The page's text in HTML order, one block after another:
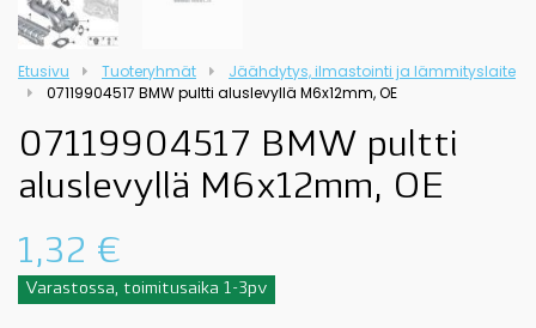
Etusivu Tuoteryhmät
Jäähdytys, ilmastointi ja lämmityslaite
07119904517 BMW pultti aluslevyllä M6x12mm, OE
07119904517 BMW pultti
aluslevyllä M6x12mm, OE
1,32 €
Varastossa, toimitusaika 1-3pv